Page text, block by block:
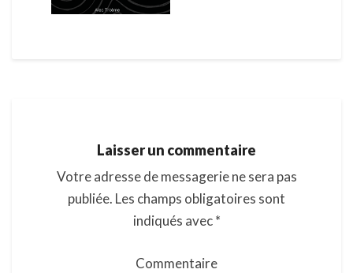
Laisser un commentaire
Votre adresse de messagerie ne sera pas
publiée. Les champs obligatoires sont
indiqués avec*
Commentaire